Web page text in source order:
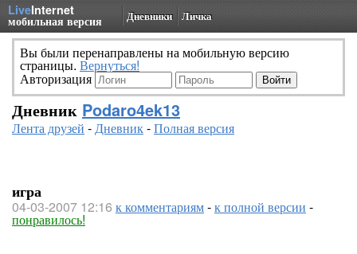
LiveInternet
мобильная версия Дневники Личка
Вы были перенаправлены на мобильную версию
страницы. Вернуться!
Авторизация
Дневник Podaro4ek13
Лента друзей -Дневник-Полная версия
игра
04-03-2007 12:16 к комментариям-к полной версии -
понравилось!